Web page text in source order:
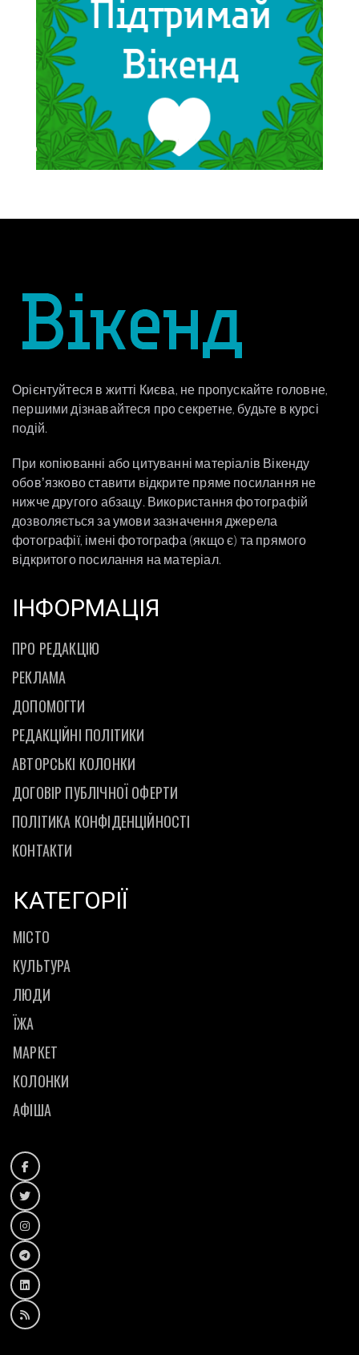
Орієнтуйтеся в житті Києва, не пропускайте головне,
першими дізнавайтеся про секретне, будьте в курсі
подій.
При копіюванні або цитуванні матеріалів Вікенду
обовʼязково ставити відкрите пряме посилання не
нижче другого абзацу. Використання фотографій
дозволяється за умови зазначення джерела
фотографії, імені фотографа (якщо є) та прямого
відкритого посилання на матеріал.
ІНФОРМАЦІЯ
ПРО РЕДАКЦІЮ
РЕКЛАМА
ДОПОМОГТИ
РЕДАКЦІЙНІ ПОЛІТИКИ
АВТОРСЬКІ КОЛОНКИ
ДОГОВІР ПУБЛІЧНОЇ ОФЕРТИ
ПОЛІТИКА КОНФІДЕНЦІЙНОСТІ
КОНТАКТИ
КАТЕГОРІЇ
МІСТО
КУЛЬТУРА
ЛЮДИ
ЇЖА
МАРКЕТ
КОЛОНКИ
АФІША